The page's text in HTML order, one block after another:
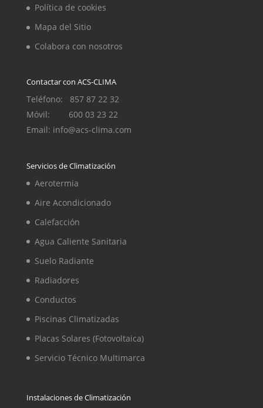
Política de cookies
Mapa del Sitio
Colabora con nosotros
Contactar con ACS-CLIMA
Teléfono: 857 87 22 32
Móvil: 600 03 23 22
Email: info@acs-clima.com
Servicios de Climatización
Aerotermia
Aire Acondicionado
Calefacción
Agua Caliente Sanitaria
Suelo Radiante
Radiadores
Conductos
Piscinas Climatizadas
Placas Solares (Fotovoltaica)
Servicio Técnico Multimarca
Instalaciones de Climatización